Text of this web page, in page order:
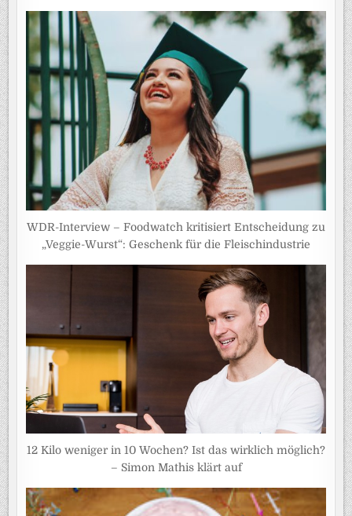
WDR-Interview – Foodwatch kritisiert Entscheidung zu
„Veggie-Wurst“: Geschenk für die Fleischindustrie
12 Kilo weniger in 10 Wochen? Ist das wirklich möglich?
– Simon Mathis klärt auf